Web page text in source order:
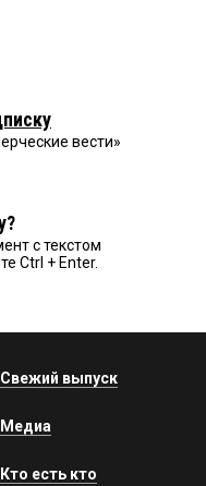
вести»
с текстом
Ctrl + Enter.
Свежий выпуск
Медиа
Кто есть кто